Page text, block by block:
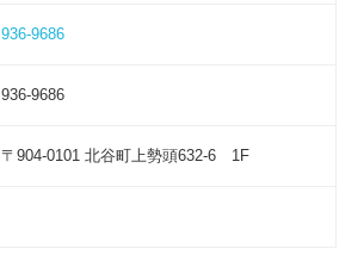
936-9686
936-9686
〒904-0101 北谷町上勢頭632-6 1F